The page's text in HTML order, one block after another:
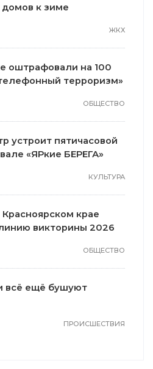
к зиме
ЖКХ
оштрафовали на 100
терроризм»
ОБЩЕСТВО
устроит пятичасовой
«ЯРкие БЕРЕГА»
КУЛЬТУРА
крае
викторины 2026
ОБЩЕСТВО
всё ещё бушуют
ПРОИСШЕСТВИЯ